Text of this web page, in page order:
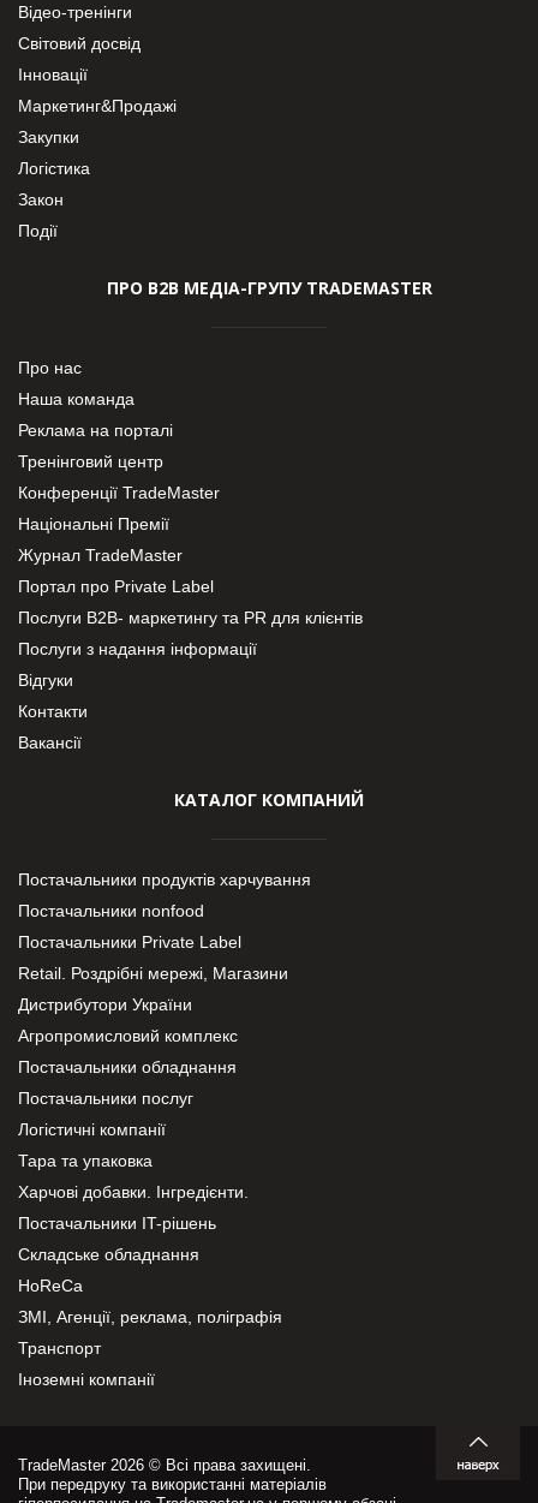
Відео-тренінги
Світовий досвід
Інновації
Маркетинг&Продажі
Закупки
Логістика
Закон
Події
ПРО В2В МЕДІА-ГРУПУ TRADEMASTER
Про нас
Наша команда
Реклама на порталі
Тренінговий центр
Конференції TradeMaster
Національні Премії
Журнал TradeMaster
Портал про Private Label
Послуги В2В- маркетингу та PR для клієнтів
Послуги з надання інформації
Відгуки
Контакти
Вакансії
КАТАЛОГ КОМПАНИЙ
Постачальники продуктів харчування
Постачальники nonfood
Постачальники Private Label
Retail. Роздрібні мережі, Магазини
Дистрибутори України
Агропромисловий комплекс
Постачальники обладнання
Постачальники послуг
Логістичні компанії
Тара та упаковка
Харчові добавки. Інгредієнти.
Постачальники IT-рішень
Складське обладнання
HoReCa
ЗМІ, Агенції, реклама, поліграфія
Транспорт
Іноземні компанії
TradeMaster 2026 © Всі права захищені.
При передруку та використанні матеріалів